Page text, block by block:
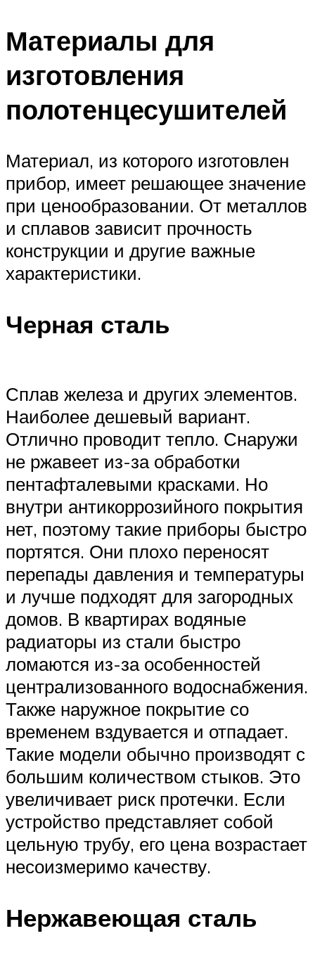
Материалы для
изготовления
полотенцесушителей
Материал, из которого изготовлен
прибор, имеет решающее значение
при ценообразовании. От металлов
и сплавов зависит прочность
конструкции и другие важные
характеристики.
Черная сталь
Сплав железа и других элементов.
Наиболее дешевый вариант.
Отлично проводит тепло. Снаружи
не ржавеет из-за обработки
пентафталевыми красками. Но
внутри антикоррозийного покрытия
нет, поэтому такие приборы быстро
портятся. Они плохо переносят
перепады давления и температуры
и лучше подходят для загородных
домов. В квартирах водяные
радиаторы из стали быстро
ломаются из-за особенностей
централизованного водоснабжения.
Также наружное покрытие со
временем вздувается и отпадает.
Такие модели обычно производят с
большим количеством стыков. Это
увеличивает риск протечки. Если
устройство представляет собой
цельную трубу, его цена возрастает
несоизмеримо качеству.
Нержавеющая сталь